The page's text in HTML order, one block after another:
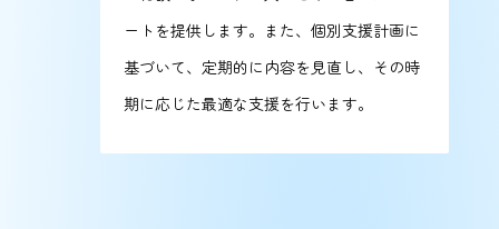
ートを提供します。また、個別支援計画に
基づいて、定期的に内容を見直し、その時
期に応じた最適な支援を行います。